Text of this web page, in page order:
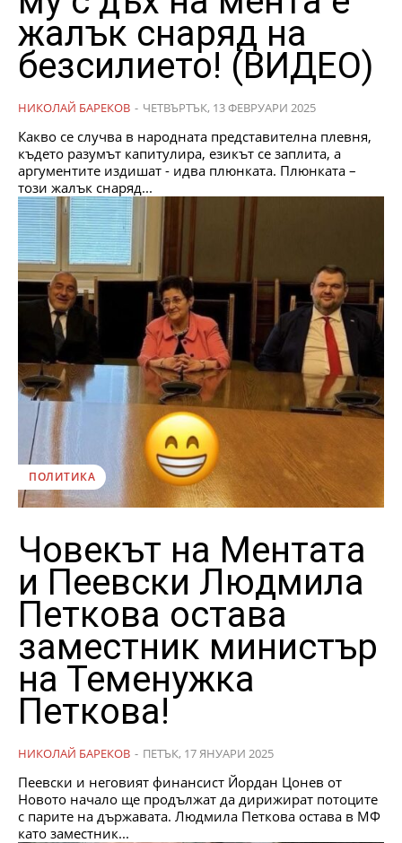
жалък снаряд на
безсилието! (ВИДЕО)
НИКОЛАЙ БАРЕКОВ - ЧЕТВЪРТЪК, 13 ФЕВРУАРИ 2025
Какво се случва в народната представителна плевня,
където разумът капитулира, езикът се заплита, а
аргументите издишат - идва плюнката. Плюнката –
този жалък снаряд...
ПОЛИТИКА
Човекът на Ментата
и Пеевски Людмила
Петкова остава
заместник министър
на Теменужка
Петкова!
НИКОЛАЙ БАРЕКОВ - ПЕТЪК, 17 ЯНУАРИ 2025
Пеевски и неговият финансист Йордан Цонев от
Новото начало ще продължат да дирижират потоците
с парите на държавата. Людмила Петкова остава в МФ
като заместник...